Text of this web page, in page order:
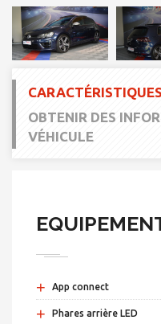
CARACTÉRISTIQUES
OBTENIR DES
VÉHICULE
+ App connect
+ Phares arrière LED